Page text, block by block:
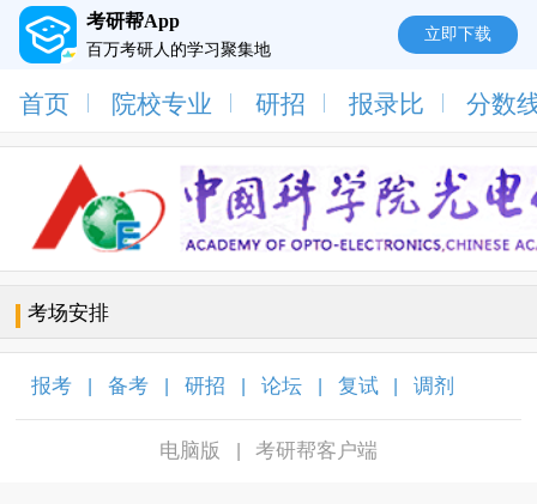
考研帮App
百万考研人的学习聚集地
立即下载
首页 院校专业 研招 报录比 分数
考场安排
报考 备考 研招 论坛 复试 调剂
电脑版 考研帮客户端